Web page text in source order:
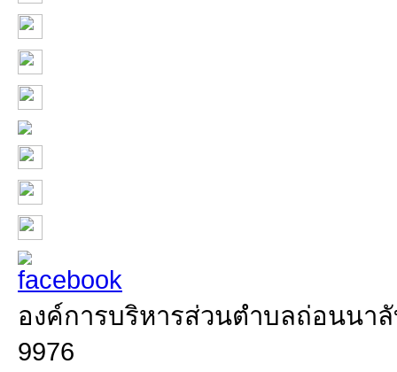
องค์การบริหารส่วนตำบลถ่อนนา
9976